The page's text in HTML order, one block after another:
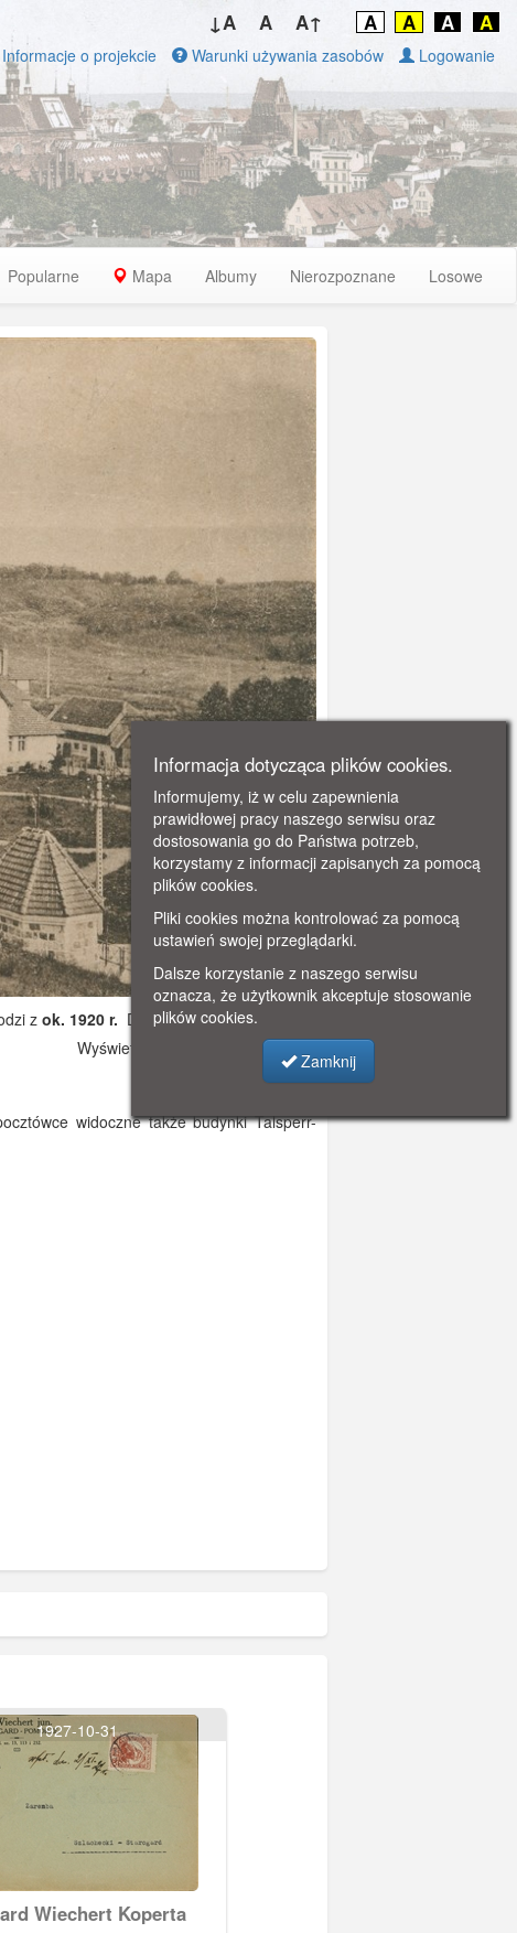
↓A A A↑ A A A A
Informacje o projekcie Warunki używania zasobów Logowanie
Popularne Mapa Albumy Nierozpoznane Losowe
zok. 1920 r. Dodano: 2019-10-31 17:06
Wyświetlono: 4941
widoczne także budynki Talsperr-
1927-10-31
Wiechert Koperta
Informacja dotycząca plików cookies.
Informujemy, iż w celu zapewnienia
prawidłowej pracy naszego serwisu oraz
dostosowania go do Państwa potrzeb,
korzystamy z informacji zapisanych za pomocą
plików cookies.
Pliki cookies można kontrolować za pomocą
ustawień swojej przeglądarki.
Dalsze korzystanie z naszego serwisu
oznacza, że użytkownik akceptuje stosowanie
plików cookies.
Zamknij